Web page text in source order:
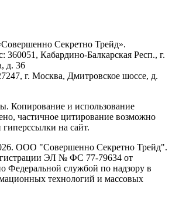
Секретно Трейд».
360051, Кабардино-Балкарская Респ., г.
д. 36
г. Москва, Дмитровское шоссе, д.
Копирование и использование
частичное цитирование возможно
на сайт.
ООО "Совершенно Секретно Трейд".
ЭЛ № ФС 77-79634 от
Федеральной службой по надзору в
технологий и массовых